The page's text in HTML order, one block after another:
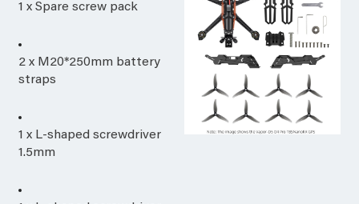
1 x Spare screw pack
2 x M20*250mm battery
straps
1 x L-shaped screwdriver
1.5mm